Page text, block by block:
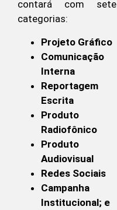
contará com sete
categorias:
Projeto Gráfico
Comunicação
Interna
Reportagem
Escrita
Produto
Radiofônico
Produto
Audiovisual
Redes Sociais
Campanha
Institucional; e